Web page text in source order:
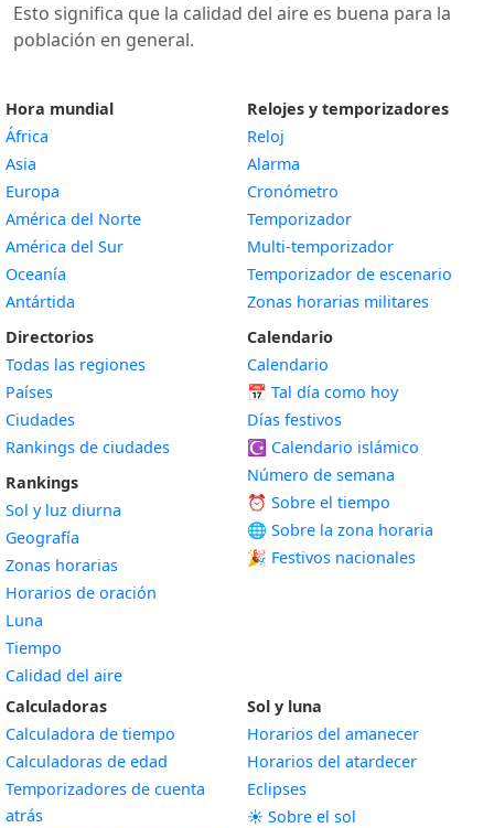
Esto significa que la calidad del aire es buena para la
población en general.
Hora mundial
África
Asia
Europa
América del Norte
América del Sur
Oceanía
Antártida
Directorios
Todas las regiones
Países
Ciudades
Rankings de ciudades
Rankings
Sol y luz diurna
Geografía
Zonas horarias
Horarios de oración
Luna
Tiempo
Calidad del aire
Relojes y temporizadores
Reloj
Alarma
Cronómetro
Temporizador
Multi-temporizador
Temporizador de escenario
Zonas horarias militares
Calendario
Calendario
📅 Tal día como hoy
Días festivos
☪️ Calendario islámico
Número de semana
⏰ Sobre el tiempo
🌐 Sobre la zona horaria
🎉 Festivos nacionales
Calculadoras
Calculadora de tiempo
Calculadoras de edad
Temporizadores de cuenta
atrás
Sol y luna
Horarios del amanecer
Horarios del atardecer
Eclipses
☀️ Sobre el sol